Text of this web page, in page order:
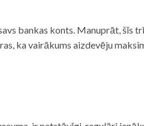
bankas konts. Manuprāt, šīs
ka vairākums aizdevēju